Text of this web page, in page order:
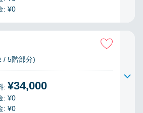
: ¥0
/ 5階部分)
: ¥34,000
: ¥0
: ¥0